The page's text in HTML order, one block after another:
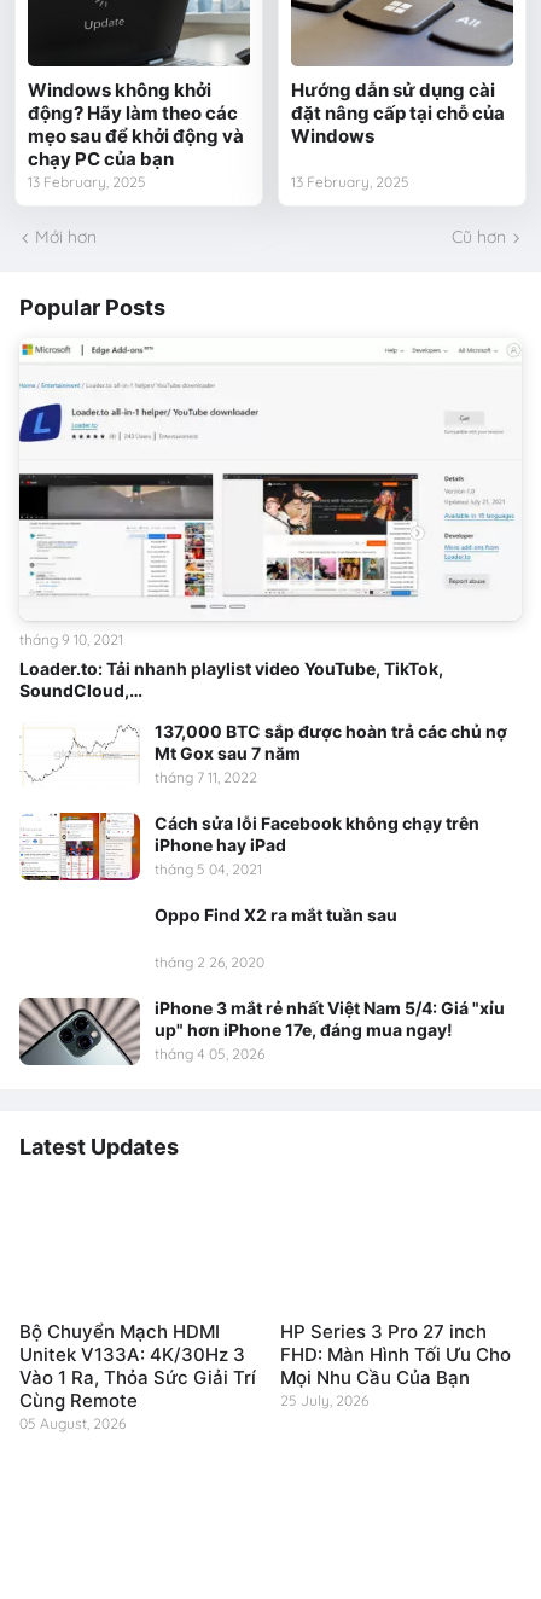
Windows không khởi
động? Hãy làm theo các
mẹo sau để khởi động và
chạy PC của bạn
13 February, 2025
Hướng dẫn sử dụng cài
đặt nâng cấp tại chỗ của
Windows
13 February, 2025
Mới hơn Cũ hơn
Popular Posts
Loader.to: Tải nhanh playlist video YouTube, TikTok,
SoundCloud,…
tháng 9 10, 2021
137,000 BTC sắp được hoàn trả các chủ nợ
Mt Gox sau 7 năm
tháng 7 11, 2022
Cách sửa lỗi Facebook không chạy trên
iPhone hay iPad
tháng 5 04, 2021
Oppo Find X2 ra mắt tuần sau
tháng 2 26, 2020
iPhone 3 mắt rẻ nhất Việt Nam 5/4: Giá "xỉu
up" hơn iPhone 17e, đáng mua ngay!
tháng 4 05, 2026
Latest Updates
Bộ Chuyển Mạch HDMI
Unitek V133A: 4K/30Hz 3
Vào 1 Ra, Thỏa Sức Giải Trí
Cùng Remote
05 August, 2026
HP Series 3 Pro 27 inch
FHD: Màn Hình Tối Ưu Cho
Mọi Nhu Cầu Của Bạn
25 July, 2026